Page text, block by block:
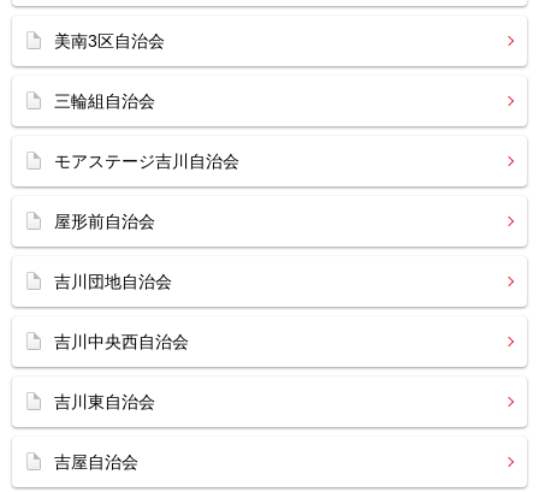
美南3区自治会
三輪組自治会
モアステージ吉川自治会
屋形前自治会
吉川団地自治会
吉川中央西自治会
吉川東自治会
吉屋自治会